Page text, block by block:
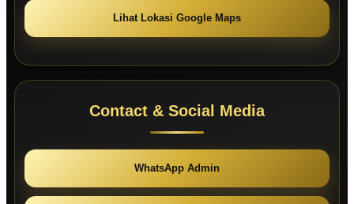
Lihat Lokasi Google Maps
Contact & Social Media
WhatsApp Admin